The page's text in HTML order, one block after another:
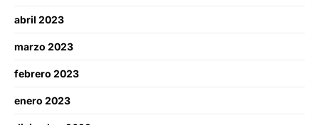
abril 2023
marzo 2023
febrero 2023
enero 2023